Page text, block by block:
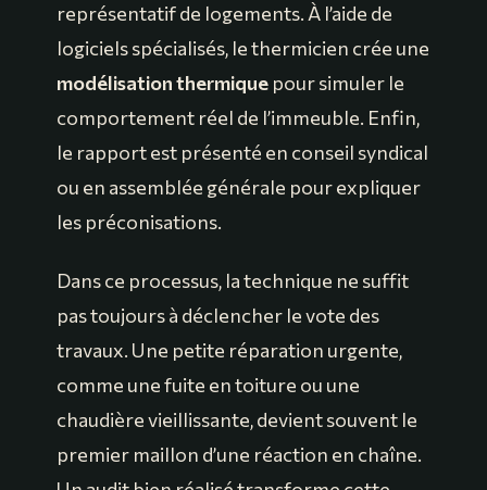
représentatif de logements. À l’aide de
logiciels spécialisés, le thermicien crée une
modélisation thermique pour simuler le
comportement réel de l’immeuble. Enfin,
le rapport est présenté en conseil syndical
ou en assemblée générale pour expliquer
les préconisations.
Dans ce processus, la technique ne suffit
pas toujours à déclencher le vote des
travaux. Une petite réparation urgente,
comme une fuite en toiture ou une
chaudière vieillissante, devient souvent le
premier maillon d’une réaction en chaîne.